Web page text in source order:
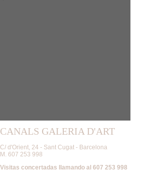
CANALS GALERIA D'ART
C/ d'Orient, 24 - Sant Cugat - Barcelona
M. 607 253 998
Visitas concertadas llamando al 607 253 998